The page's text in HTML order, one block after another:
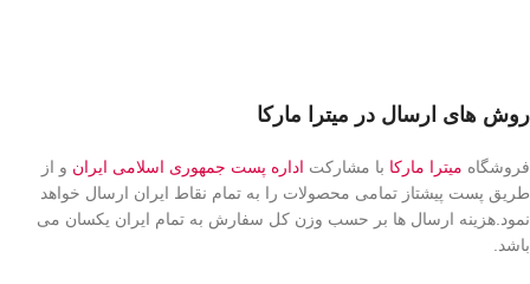
روش های ارسال در میترا مارکا
فروشگاه میترا مارکا با مشارکت اداره پست جمهوری اسلامی ایران و از
طریق پست پیشتاز تمامی محصولات را به تمام نقاط ایران ارسال خواهد
نمود.هزینه ارسال ها بر حسب وزن کل سفارش به تمام ایران یکسان می
باشد.